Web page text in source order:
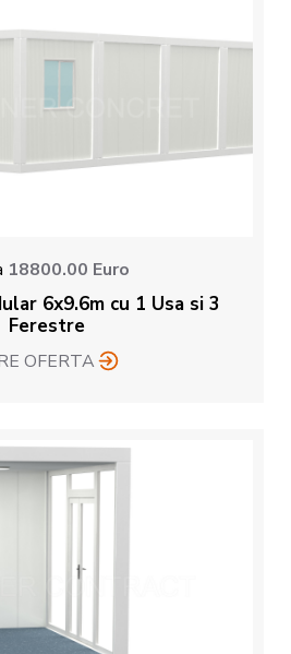
18800.00 Euro
6x9.6m cu 1 Usa si 3
Ferestre
OFERTA